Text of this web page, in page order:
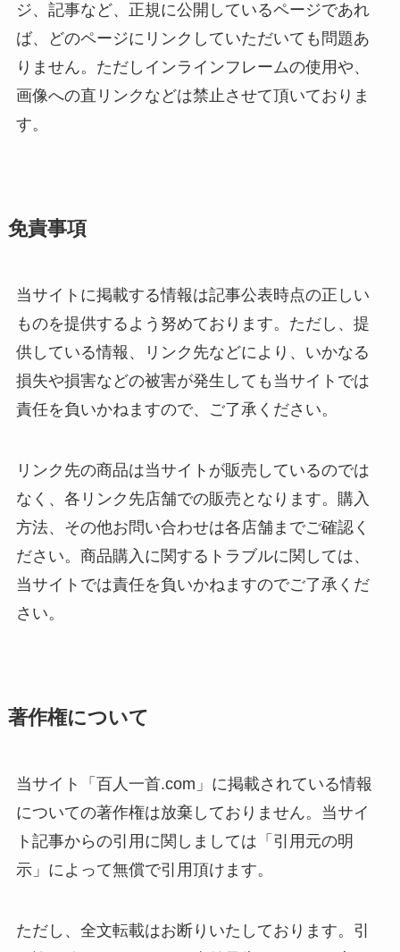
ジ、記事など、正規に公開しているページであれ
ば、どのページにリンクしていただいても問題あ
りません。ただしインラインフレームの使用や、
画像への直リンクなどは禁止させて頂いておりま
す。
免責事項
当サイトに掲載する情報は記事公表時点の正しい
ものを提供するよう努めております。ただし、提
供している情報、リンク先などにより、いかなる
損失や損害などの被害が発生しても当サイトでは
責任を負いかねますので、ご了承ください。
リンク先の商品は当サイトが販売しているのでは
なく、各リンク先店舗での販売となります。購入
方法、その他お問い合わせは各店舗までご確認く
ださい。商品購入に関するトラブルに関しては、
当サイトでは責任を負いかねますのでご了承くだ
さい。
著作権について
当サイト「百人一首.com」に掲載されている情報
についての著作権は放棄しておりません。当サイ
ト記事からの引用に関しましては「引用元の明
示」によって無償で引用頂けます。
ただし、全文転載はお断りいたしております。引